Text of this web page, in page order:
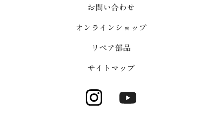
お問い合わせ
オンラインショップ
リペア部品
サイトマップ